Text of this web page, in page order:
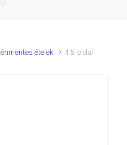
ételek 15. oldal